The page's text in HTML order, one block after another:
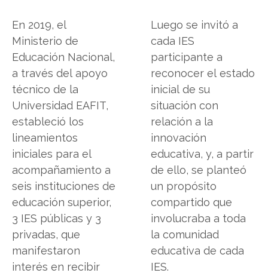
En 2019, el
Ministerio de
Educación Nacional,
a través del apoyo
técnico de la
Universidad EAFIT,
estableció los
lineamientos
iniciales para el
acompañamiento a
seis instituciones de
educación superior,
3 IES públicas y 3
privadas, que
manifestaron
interés en recibir
Luego se invitó a
cada IES
participante a
reconocer el estado
inicial de su
situación con
relación a la
innovación
educativa, y, a partir
de ello, se planteó
un propósito
compartido que
involucraba a toda
la comunidad
educativa de cada
IES.